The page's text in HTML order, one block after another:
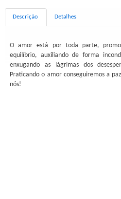
Descrição Detalhes
O amor está por toda parte,
equilíbrio, auxiliando de forma
enxugando as lágrimas dos
Praticando o amor conseguiremos a
nós!